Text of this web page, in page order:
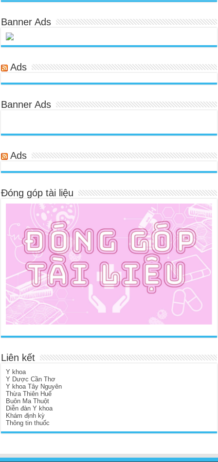
Banner Ads
Ads
Banner Ads
Ads
Đóng góp tài liệu
Liên kết
Y khoa
Y Dược Cần Thơ
Y khoa Tây Nguyên
Thừa Thiên Huế
Buôn Ma Thuột
Diễn đàn Y khoa
Khám định kỳ
Thông tin thuốc